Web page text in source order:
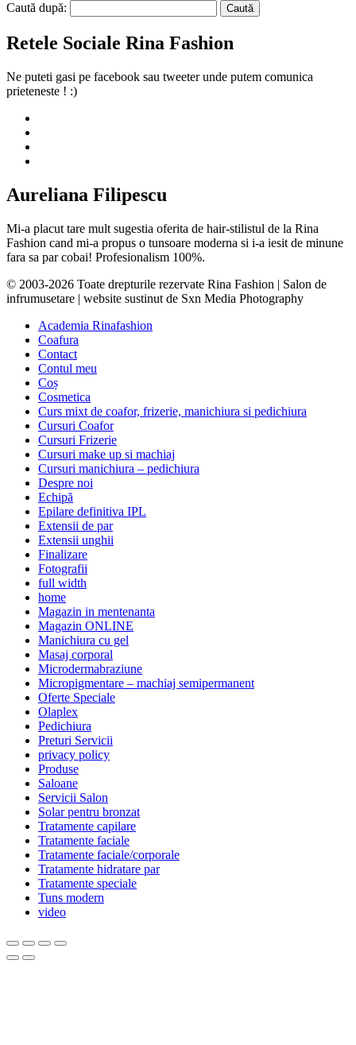
Caută după:
Retele Sociale Rina Fashion
Ne puteti gasi pe facebook sau tweeter unde putem comunica
prieteneste ! :)
Aureliana Filipescu
Mi-a placut tare mult sugestia oferita de hair-stilistul de la Rina
Fashion cand mi-a propus o tunsoare moderna si i-a iesit de minune
fara sa par cobai! Profesionalism 100%.
© 2003-2026 Toate drepturile rezervate Rina Fashion | Salon de
infrumusetare | website sustinut de Sxn Media Photography
Academia Rinafashion
Coafura
Contact
Contul meu
Coș
Cosmetica
Curs mixt de coafor, frizerie, manichiura si pedichiura
Cursuri Coafor
Cursuri Frizerie
Cursuri make up si machiaj
Cursuri manichiura – pedichiura
Despre noi
Echipă
Epilare definitiva IPL
Extensii de par
Extensii unghii
Finalizare
Fotografii
full width
home
Magazin in mentenanta
Magazin ONLINE
Manichiura cu gel
Masaj corporal
Microdermabraziune
Micropigmentare – machiaj semipermanent
Oferte Speciale
Olaplex
Pedichiura
Preturi Servicii
privacy policy
Produse
Saloane
Servicii Salon
Solar pentru bronzat
Tratamente capilare
Tratamente faciale
Tratamente faciale/corporale
Tratamente hidratare par
Tratamente speciale
Tuns modern
video